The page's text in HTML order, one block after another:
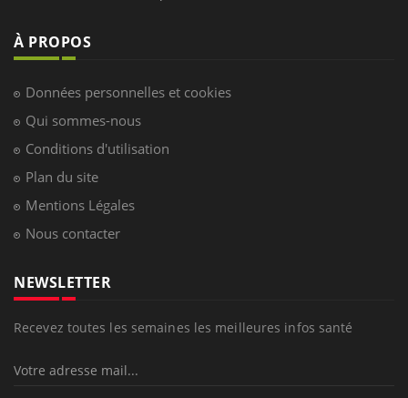
À PROPOS
Données personnelles et cookies
Qui sommes-nous
Conditions d'utilisation
Plan du site
Mentions Légales
Nous contacter
NEWSLETTER
Recevez toutes les semaines les meilleures infos santé